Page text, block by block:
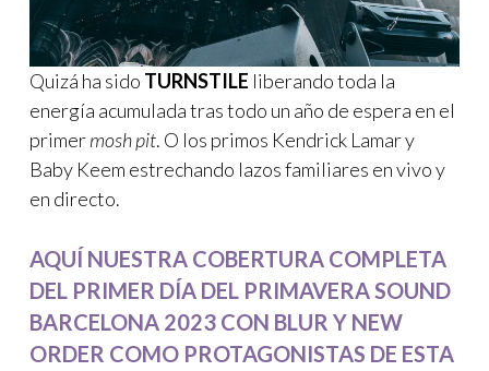
Quizá ha sido TURNSTILE liberando toda la
energía acumulada tras todo un año de espera en el
primermosh pit. O los primos Kendrick Lamar y
Baby Keem estrechando lazos familiares en vivo y
en directo.
AQUÍ NUESTRA COBERTURA COMPLETA
DEL PRIMER DÍA DEL PRIMAVERA SOUND
BARCELONA 2023 CON BLUR Y NEW
ORDER COMO PROTAGONISTAS DE ESTA